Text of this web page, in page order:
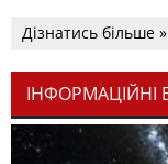
Дізнатись більше »
ІНФОРМАЦІЙНІ